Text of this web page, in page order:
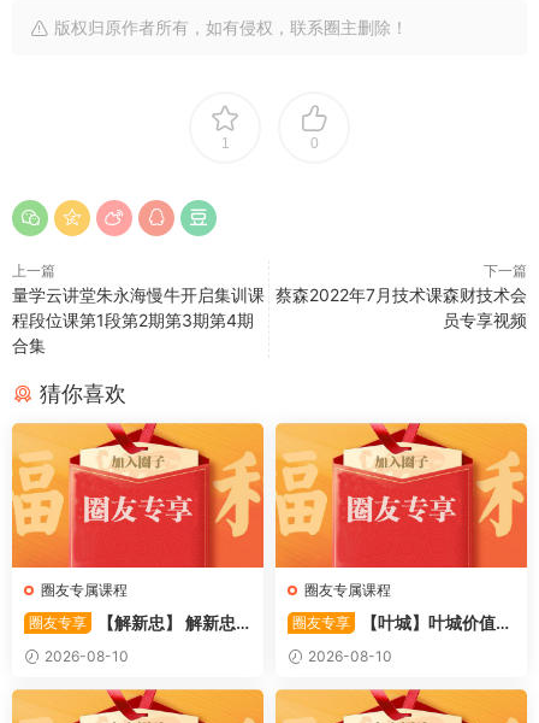
版权归原作者所有，如有侵权，联系圈主删除！
1 0
上一篇
量学云讲堂朱永海慢牛开启集训课
程段位课第1段第2期第3期第4期
合集
下一篇
蔡森2022年7月技术课森财技术会
员专享视频
猜你喜欢
圈友专属课程
圈友专享
【解新忠】 解新忠2
015职业盘手的基础交易系统
8视频
2026-08-10
圈友专属课程
圈友专享
【叶城】叶城价值投
资训练营：D级研究员的交易
系统课 10视频
2026-08-10